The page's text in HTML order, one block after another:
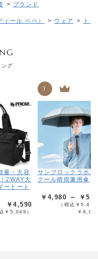
> ブランド
ール ベベ） > ウェア > ト
ング
量・大容
2WAY大
ートート
￥4,590
￥5,049）
3
サンブロックラボ遮
クール晴雨兼用傘
￥4,980 ～ ￥
（税込￥
￥